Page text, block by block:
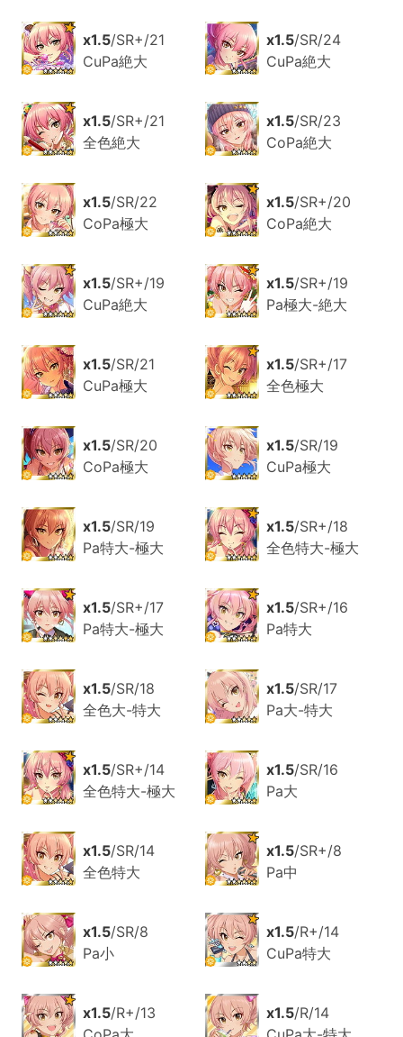
x1.5/SR+/21
CuPa絶大
x1.5/SR/24
CuPa絶大
x1.5/SR+/21
全色絶大
x1.5/SR/23
CoPa絶大
x1.5/SR/22
CoPa極大
x1.5/SR+/20
CoPa絶大
x1.5/SR+/19
CuPa絶大
x1.5/SR+/19
Pa極大-絶大
x1.5/SR/21
CuPa極大
x1.5/SR+/17
全色極大
x1.5/SR/20
CoPa極大
x1.5/SR/19
CuPa極大
x1.5/SR/19
Pa特大-極大
x1.5/SR+/18
全色特大-極大
x1.5/SR+/17
Pa特大-極大
x1.5/SR+/16
Pa特大
x1.5/SR/18
全色大-特大
x1.5/SR/17
Pa大-特大
x1.5/SR+/14
全色特大-極大
x1.5/SR/16
Pa大
x1.5/SR/14
全色特大
x1.5/SR+/8
Pa中
x1.5/SR/8
Pa小
x1.5/R+/14
CuPa特大
x1.5/R+/13
x1.5/R/14